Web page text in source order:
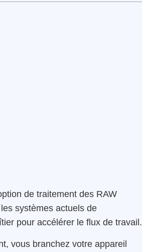
de traitement des RAW
systèmes actuels de
pour accélérer le flux de travail.
vous branchez votre appareil